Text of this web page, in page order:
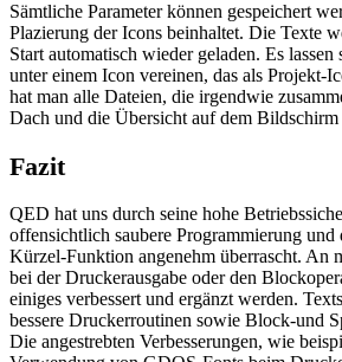
Sämtliche Parameter können gespeichert
Plazierung der Icons beinhaltet. Die Texte
Start automatisch wieder geladen. Es lassen
unter einem Icon vereinen, das als Projekt-
hat man alle Dateien, die irgendwie
Dach und die Übersicht auf dem
Fazit
QED hat uns durch seine hohe
offensichtlich saubere Programmierung
Kürzel-Funktion angenehm überrascht. An
bei der Druckerausgabe oder den
einiges verbessert und ergänzt werden.
bessere Druckerroutinen sowie Block-und
Die angestrebten Verbesserungen, wie